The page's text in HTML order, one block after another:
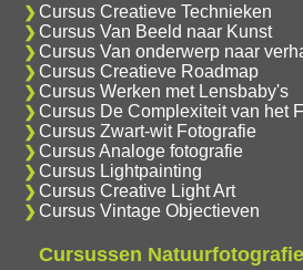
Cursus Creatieve Technieken
Cursus Van Beeld naar Kunst
Cursus Van onderwerp naar
Cursus Creatieve Roadmap
Cursus Werken met Lensbaby's
Cursus De Complexiteit van het
Cursus Zwart-wit Fotografie
Cursus Analoge fotografie
Cursus Lightpainting
Cursus Creative Light Art
Cursus Vintage Objectieven
Cursussen Natuurfotografie